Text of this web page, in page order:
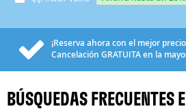
¡Reserva ahora con el mejor
Cancelación GRATUITAen la
BÚSQUEDAS FRECUENTES